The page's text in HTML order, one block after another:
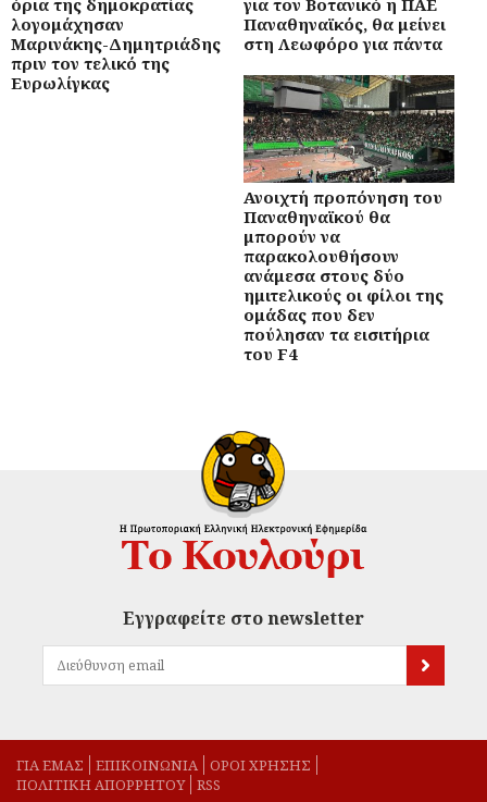
λογομάχησαν
Μαρινάκης-Δημητριάδης
πριν τον τελικό της
Ευρωλίγκας
Παναθηναϊκός, θα μείνει
στη Λεωφόρο για πάντα
Ανοιχτή προπόνηση του
Παναθηναϊκού θα
μπορούν να
παρακολουθήσουν
ανάμεσα στους δύο
ημιτελικούς οι φίλοι της
ομάδας που δεν
πούλησαν τα εισιτήρια
του F4
Εγγραφείτε στο newsletter
ΓΙΑ ΕΜΑΣ EΠΙΚΟΙΝΩΝΙΑ
ΟΡΟΙ ΧΡΗΣΗΣ
ΠΟΛΙΤΙΚΗ ΑΠΟΡΡΗΤΟΥ
RSS